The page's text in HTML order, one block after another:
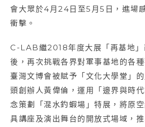
會大眾於4月24日至5月5日，進場
衝擊。
C-LAB繼2018年度大展「再基地」
後，再次挑戰各界對軍事基地的各
臺灣文博會被賦予「文化大學堂」
頭創辦人黃偉倫，運用「邊界與時
念策劃「混水釣蝦場」特展，將原
具講座及演出舞台的開放式場域，